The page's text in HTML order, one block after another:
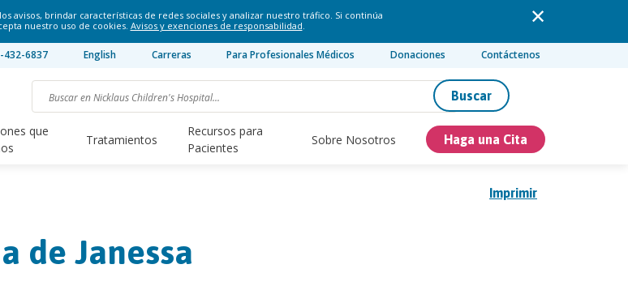
avisos, brindar características de redes sociales y analizar nuestro tráfico. Si continúa
nuestro uso de cookies. Avisos y exenciones de responsabilidad.
432-6837 English Carreras Para Profesionales Médicos Donaciones Contáctenos
Buscar
que
Tratamientos
Recursos para
Pacientes
Sobre Nosotros Haga una Cita
Imprimir
de Janessa